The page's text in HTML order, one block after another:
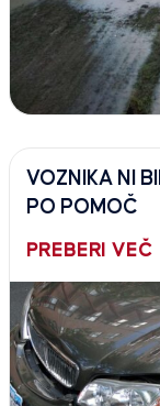
VOZNIKA NI
PO POMOČ
PREBERI VEČ